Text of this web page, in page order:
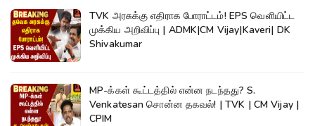
TVK அரசுக்கு எதிராக போராட்டம்! EPS வெளியிட்ட
முக்கிய அறிவிப்பு | ADMK|CM Vijay|Kaveri| DK
Shivakumar
MP-க்கள் கூட்டத்தில் என்ன நடந்தது? S.
Venkatesan சொன்ன தகவல்! | TVK | CM Vijay |
CPIM